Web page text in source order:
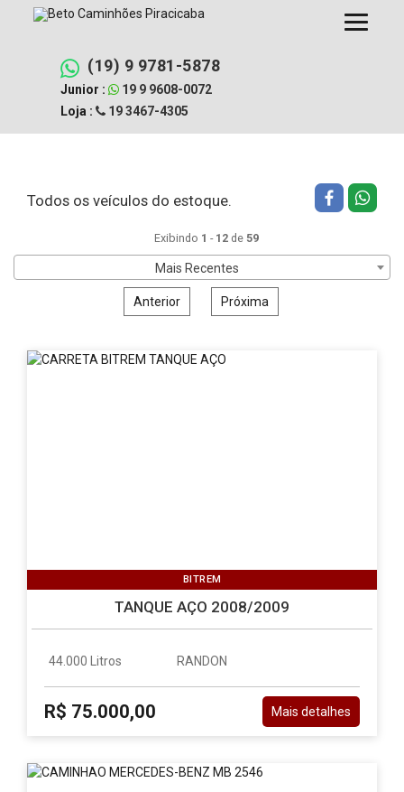
(19) 9 9781-5878
Junior :
19 9 9608-0072
Loja :
19 3467-4305
Filtrar busca Limpar filtros
Todos os veículos do estoque.
Mais Recentes
Exibindo 1 - 12 de 59
Anterior Próxima
BITREM
TANQUE AÇO 2008/2009
44.000 Litros RANDON
R$ 75.000,00 Mais detalhes